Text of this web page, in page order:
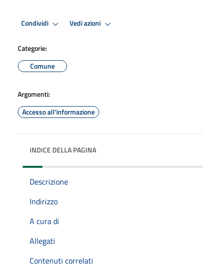
Condividi Vedi azioni
Categorie:
Comune
Argomenti:
Accesso all'informazione
INDICE DELLA PAGINA
Descrizione
Indirizzo
A cura di
Allegati
Contenuti correlati